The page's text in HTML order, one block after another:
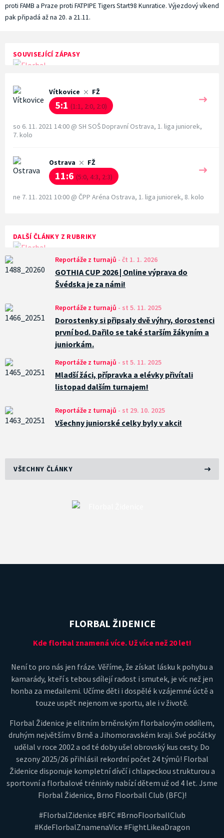
SOUVISEJÍCÍ ZÁPASY
Vítkovice FŽ
5:1 (1:1, 2:0, 2:0)
so 6. 11. 2021 14:00 @ SH SOŠ Dopravní Ostrava, 1. liga juniorek,
7. kolo
Ostrava FŽ
11:6 (5:0, 4:3, 2:3)
ne 7. 11. 2021 10:00 @ ČPP Aréna Ostrava, 1. liga juniorek, 8. kolo
DALŠÍ ČLÁNKY Z RUBRIKY
Reportáže z turnajů - čt 1. 1. 2026
GOTHIA CUP 2026 | Online výprava do
Švédska je za námi!
Reportáže z turnajů - st 5. 11. 2025
Dorostenky si připsaly dvě výhry, dorostenci
první bod. Dařilo se také starším žákyním a
juniorkám.
Reportáže z turnajů - st 5. 11. 2025
Mladší žáci, přípravka a elévky přivítali
listopad dalším turnajem!
Reportáže z turnajů - st 29. 10. 2025
Všechny juniorské celky byly v akci!
VŠECHNY ČLÁNKY
proti FAMB a Praze proti FATPIPE Tigers Start98 Kunratice. Výjezdový víkend
pak připadá až na 20. a 21.11.
FLORBAL ŽIDENICE
Kde florbal znamená více. Už více než 20 let!
Není to pro nás jen fráze. Věříme, že získat lásku k pohybu a
kamarády, kteří s tebou sdílejí radost i smutek, je víc než jen
honba za medailemi. Učíme děti i dospělé k vzájemné úctě a
touze uspět nejenom ve sportu, ale i v životě.
Florbal Židenice je elitním brněnským florbalovým oddílem,
druhým největším v Brně a Jihomoravském kraji. Své počátky
udělal v roce 2002 a od té doby ušel obrovský kus cesty. Do
sezony 2025/26 přihlásil rekordní počet 24 týmů! Florbal
Židenice disponuje kompletní dívčí i chlapeckou strukturou a
sportovní a florbalové tréninky nabízí dětem už od 4 let. Jsme
Florbal Židenice, Brno Floorball Club (BFC)!
#FlorbalZidenice #BFC #BrnoFloorballClub
#KdeFlorbalZnamenaVice #FightLikeaDragon